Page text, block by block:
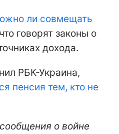
ли совмещать
говорят законы о
дохода.
РБК-Украина,
пенсия тем, кто не
о войне